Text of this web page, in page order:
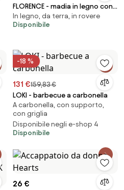
FLORENCE - madia in legno con
portabottiglie
In legno, da terra, in rovere
Disponibile
-18 %
131 €159,83 €
LOKI - barbecue a carbonella
A carbonella, con supporto,
con griglia
Disponibile negli e-shop 4
Disponibile
26 €